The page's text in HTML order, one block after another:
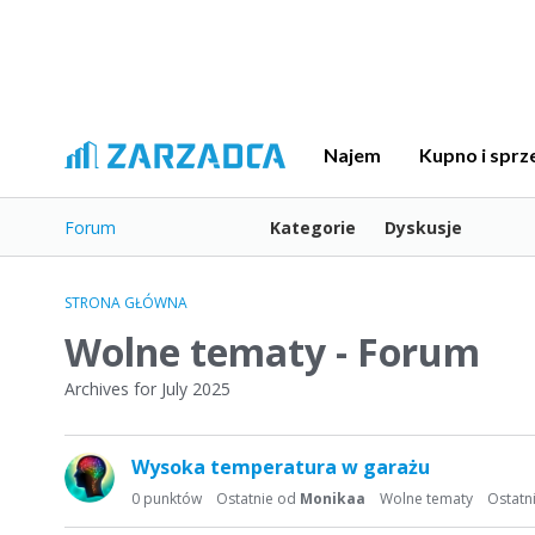
Najem Kupno i
Forum Kategorie Dyskusje
STRONA GŁÓWNA
Wolne tematy - Forum
Archives for July 2025
i
s
t
Wysoka temperatura w garażu
0 punktów Ostatnie od Monikaa Wolne tematy